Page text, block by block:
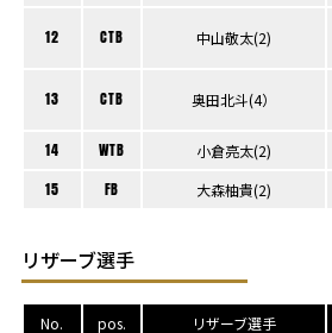
12 CTB 中山敬太(2)
13 CTB 奥田北斗(4）
14 WTB 小倉亮太(2)
15 FB 大森柚貴(2)
リザーブ選手
No. pos. リザーブ選手